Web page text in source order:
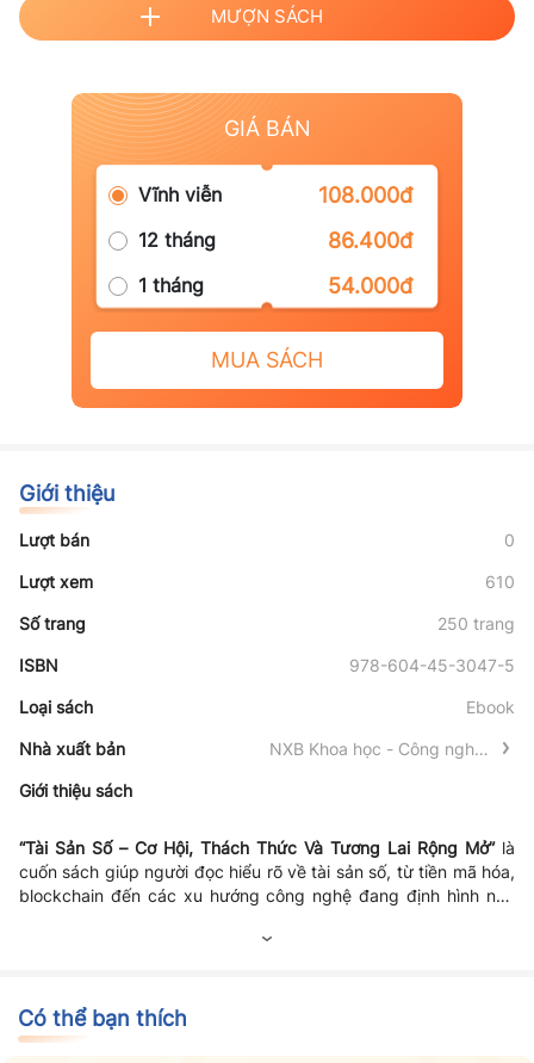
MƯỢN SÁCH
GIÁ BÁN
Vĩnh viễn 108.000đ
12 tháng 86.400đ
1 tháng 54.000đ
MUA SÁCH
Giới thiệu
Lượt bán 0
Lượt xem 610
Số trang 250 trang
ISBN 978-604-45-3047-5
Loại sách Ebook
Nhà xuất bản
NXB Khoa học - Công nghệ -
Giới thiệu sách
“Tài Sản Số – Cơ Hội, Thách Thức Và Tương Lai Rộng Mở”là
cuốn sách giúp người đọc hiểu rõ về tài sản số, từ tiền mã hóa,
blockchain đến các xu hướng công nghệ đang định hình nền
đổi mới mà tài sản số mang lại, đồng thời chỉ ra các rủi ro, thách
thức để thích ứng với sự phát triển mạnh mẽ của kỷ nguyên số.
Đây là tài liệu hữu ích cho những ai quan tâm đến tương lai của
Có thể bạn thích